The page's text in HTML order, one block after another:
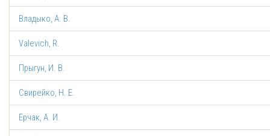
Владыко, А. В.
Valevich, R.
Прыгун, И. В.
Свирейко, Н. Е.
Ерчак, А. И.